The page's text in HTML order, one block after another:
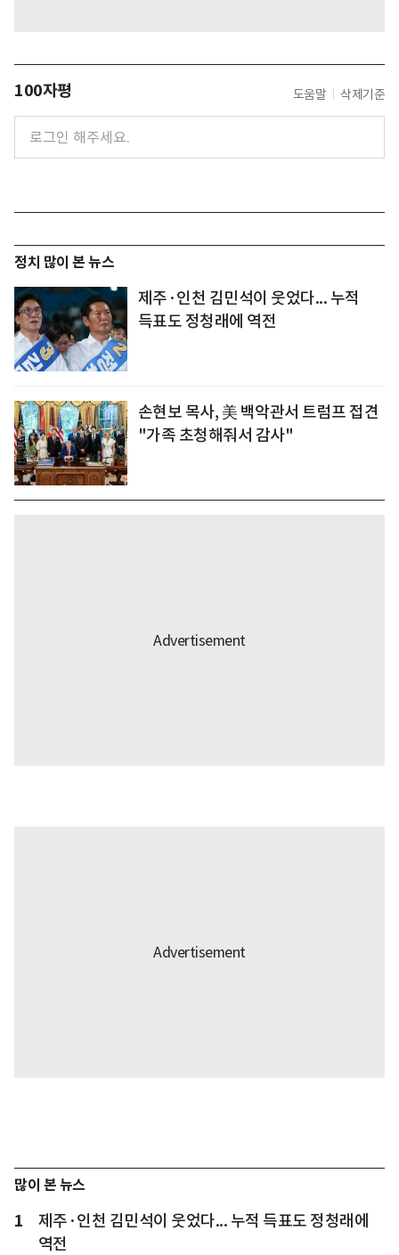
100자평 도움말 삭제기준
정치 많이 본 뉴스
제주·인천 김민석이 웃었다... 누적
득표도 정청래에 역전
손현보 목사, 美 백악관서 트럼프 접견
"가족 초청해줘서 감사"
많이 본 뉴스
1
제주·인천 김민석이 웃었다... 누적 득표도 정청래에
역전